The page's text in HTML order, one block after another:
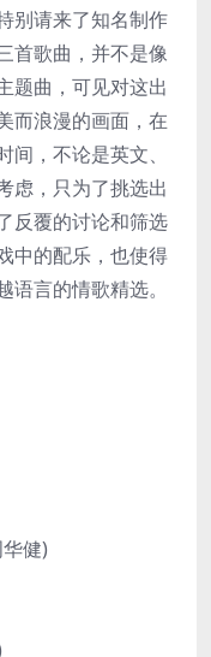
别请来了知名制作
首歌曲，并不是像
题曲，可见对这出
而浪漫的画面，在
，不论是英文、
虑，只为了挑选出
反覆的讨论和筛选
中的配乐，也使得
言的情歌精选。
健)